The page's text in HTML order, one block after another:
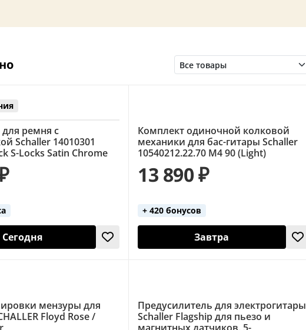
ремня с
Schaller 14010301
S-Locks Satin Chrome
Сегодня
Комплект одиночной колковой
механики для бас-гитары Schaller
10540212.22.70 M4 90 (Light)
13 890 ₽
+ 420 бонусов
Завтра
мензуры для
Floyd Rose /
Предусилитель для электрогитары
Schaller Flagship для пьезо и